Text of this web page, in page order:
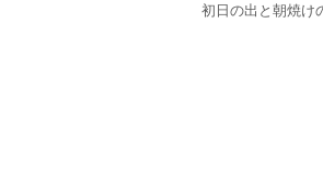
初日の出と朝焼け